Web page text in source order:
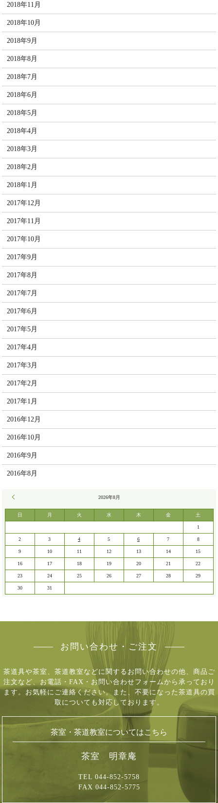
2018年11月
2018年10月
2018年9月
2018年8月
2018年7月
2018年6月
2018年5月
2018年4月
2018年3月
2018年2月
2018年1月
2017年12月
2017年11月
2017年10月
2017年9月
2017年8月
2017年7月
2017年6月
2017年5月
2017年4月
2017年3月
2017年2月
2017年1月
2016年12月
2016年10月
2016年9月
2016年8月
2026年8月
日 月 火 水 木 金 土
1
2 3 4 5 6 7 8
9 10 11 12 13 14 15
16 17 18 19 20 21 22
23 24 25 26 27 28 29
30 31
お問い合わせ・ご注文
茶道具や茶室、茶道教室などに関するお問い合わせの他、商品ご
注文など、 お電話・FAX・お問い合わせフォームから承っており
ます。お気軽にご連絡ください。 また、不要になった茶道具の買
取についても対応しております。
茶室・茶道教室についてはこちら
茶室 明章庵
TEL 044-852-5758
FAX 044-852-5775